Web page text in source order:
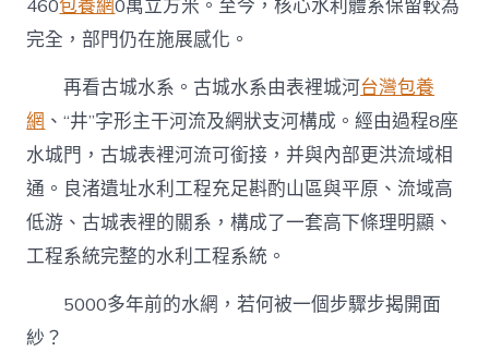
460包養網0萬立方米。至今，核心水利體系保留較為
完全，部門仍在施展感化。
再看古城水系。古城水系由表裡城河台灣包養
網 、“井”字形主干河流及網狀支河構成。經由過程8座
水城門，古城表裡河流可銜接，并與內部更洪流域相
通。良渚遺址水利工程充足斟酌山區與平原、流域高
低游、古城表裡的關系，構成了一套高下條理明顯、
工程系統完整的水利工程系統。
5000多年前的水網，若何被一個步驟步揭開面
紗？